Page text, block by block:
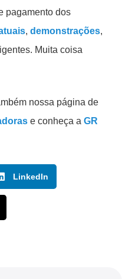
pagamento dos
, demonstrações,
Muita coisa
nossa página de
e conheça a GR
LinkedIn